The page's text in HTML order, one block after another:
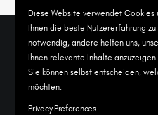
© 2026
Diese Website verwendet Cookies
Ihnen die beste Nutzererfahrung
notwendig, andere helfen uns,
Ihnen relevante Inhalte anzuzeigen.
Sie können selbst entscheiden,
möchten.
Privacy Preferences